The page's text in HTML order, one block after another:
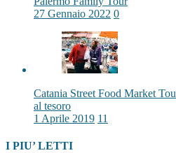
27 Gennaio 2022 0
Catania Street Food Market
al tesoro
1 Aprile 2019 11
I PIU’ LETTI